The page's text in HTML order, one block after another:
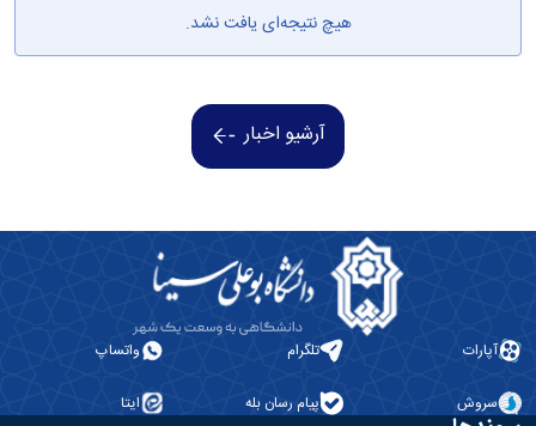
هیچ نتیجه‌ای یافت نشد.
آرشیو اخبار
آپارات تلگرام واتساپ
سروش پیام رسان بله ایتا